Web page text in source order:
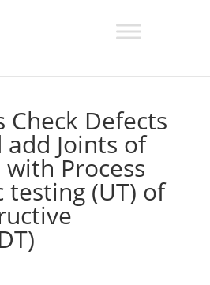
Check Defects
Joints of
Process
testing (UT) of